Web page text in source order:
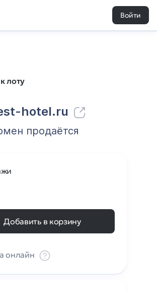
Войти
лоту
hotel.ru
273 0
продаётся
Добавить в корзину
онлайн